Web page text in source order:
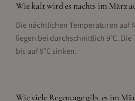
Wie kalt wird es nachts im März
Die nächtlichen Temperaturen auf
liegen bei durchschnittlich 9°C.
bis auf 9°C sinken.
Wie viele Regentage gibt es im